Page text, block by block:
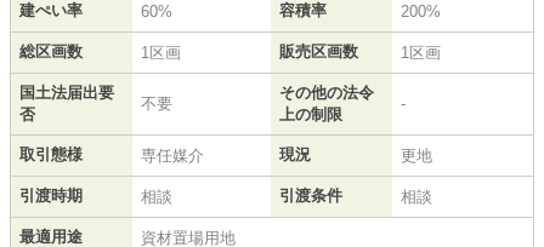
建ぺい率 60% 容積率 200%
総区画数 1区画 販売区画数 1区画
国土法届出要
否
不要
その他の法令
上の制限
-
取引態様 専任媒介 現況 更地
引渡時期 相談 引渡条件 相談
最適用途 資材置場用地